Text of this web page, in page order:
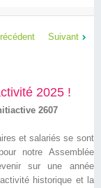
Suivant
2025 !
2607
et salariés se sont
notre Assemblée
sur une année
historique et la